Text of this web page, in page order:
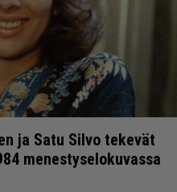
ja Satu Silvo tekevät
menestyselokuvassa